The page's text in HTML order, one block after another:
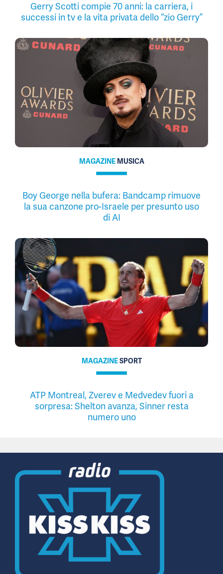
Gerry Scotti compie 70 anni: la carriera, i
successi in tv e la vita privata dello “zio Gerry”
MAGAZINE MUSICA
Boy George nella bufera: Bandcamp rimuove
la sua canzone pro-Israele per presunto uso
di AI
MAGAZINESPORT
ATP Montreal, Zverev e Medvedev fuori a
sorpresa: Shelton avanza, Sinner resta
numero uno